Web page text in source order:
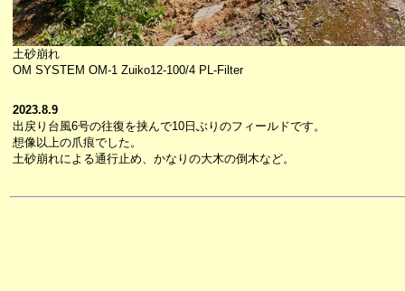
土砂崩れ
OM SYSTEM OM-1 Zuiko12-100/4 PL-Filter
2023.8.9
出戻り台風6号の往復を挟んで10日ぶりのフィールドです。
想像以上の爪痕でした。
土砂崩れによる通行止め、かなりの大木の倒木など。